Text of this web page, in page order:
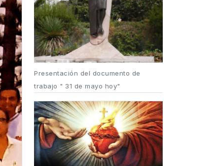
Presentación del documento de
trabajo " 31 de mayo hoy"